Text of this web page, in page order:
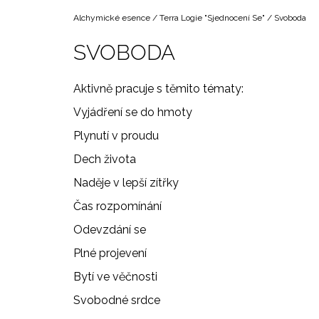
Domů
Alchymické esence / Terra Logie "Sjednocení Se" / Svoboda
SVOBODA
Aktivně pracuje s těmito tématy:
Vyjádření se do hmoty
Plynutí v proudu
Dech života
Naděje v lepší zítřky
Čas rozpomínání
Odevzdání se
Plné projevení
Bytí ve věčnosti
Svobodné srdce